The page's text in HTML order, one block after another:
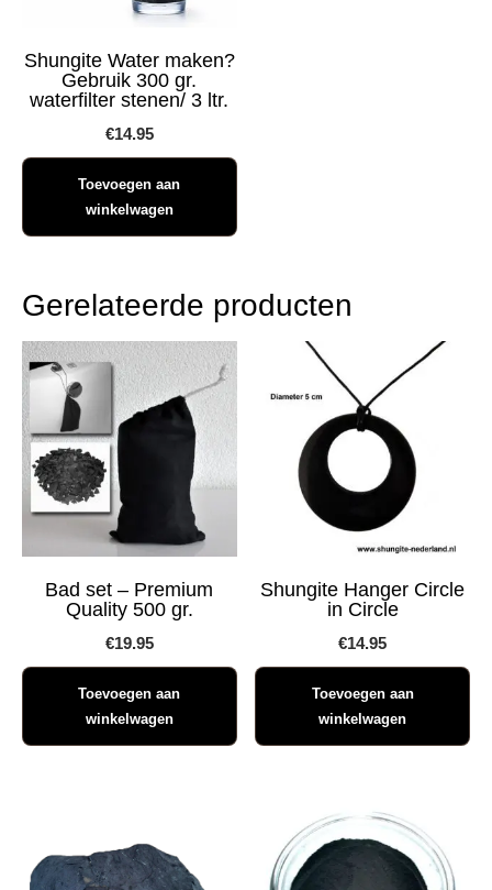
Shungite Water maken?
Gebruik 300 gr.
waterfilter stenen/ 3 ltr.
€14.95
Toevoegen aan
winkelwagen
Gerelateerde producten
Bad set – Premium
Quality 500 gr.
€19.95
Toevoegen aan
winkelwagen
Shungite Hanger Circle
in Circle
€14.95
Toevoegen aan
winkelwagen